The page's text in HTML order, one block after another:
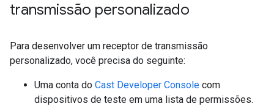
transmissão personalizado
Para desenvolver um receptor de transmissão
personalizado, você precisa do seguinte:
Uma conta do Cast Developer Console com
dispositivos de teste em uma lista de permissões.